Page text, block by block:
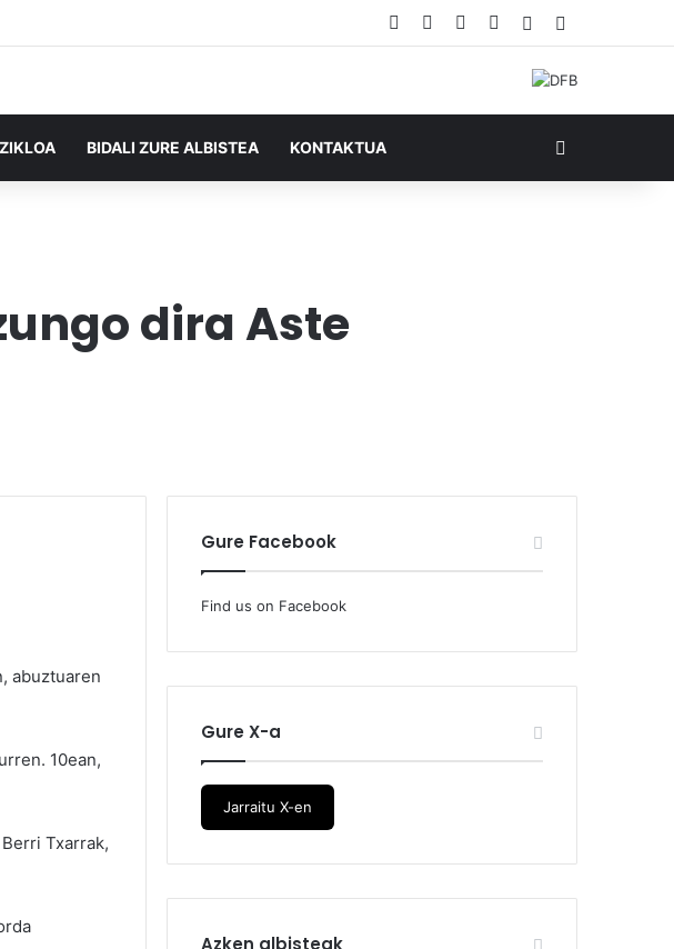
Facebook YouTube
RSS Ausazko
BIDALI ZURE ALBISTEA KONTAKTUA
dira Aste
abuztuaren
10ean,
Txarrak,
Gure Facebook
Find us on Facebook
Gure X-a
Jarraitu X-en
Azken albisteak